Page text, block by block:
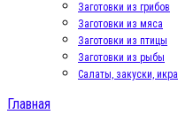
Заготовки из грибов
Заготовки из мяса
Заготовки из птицы
Заготовки из рыбы
Салаты, закуски, икра
Главная